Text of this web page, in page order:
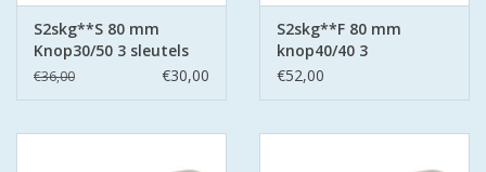
S2skg**S 80 mm
Knop30/50 3 sleutels
€36,00 €30,00
S2skg**F 80 mm
knop40/40 3
keersleutels
€52,00